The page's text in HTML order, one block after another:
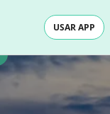
USAR APP